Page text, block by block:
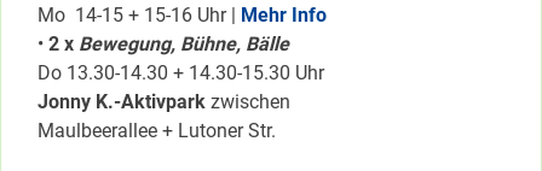
Mo 14-15 + 15-16 Uhr | Mehr Info
• 2 x Bewegung, Bühne, Bälle
Do 13.30-14.30 + 14.30-15.30 Uhr
Jonny K.-Aktivpark zwischen
Maulbeerallee + Lutoner Str.